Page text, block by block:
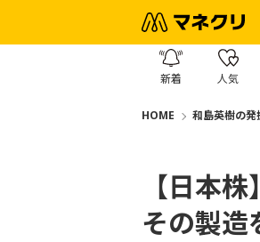
新着 人気
HOME 和島英樹の発
【日本
その製造